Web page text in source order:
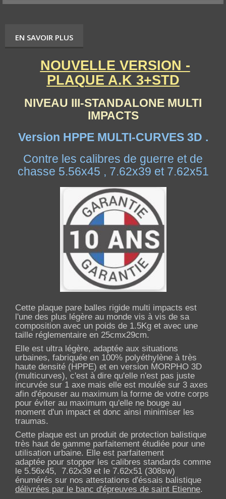
EN SAVOIR PLUS
NOUVELLE VERSION -
PLAQUE A.K 3+STD
NIVEAU III-STANDALONE MULTI
IMPACTS
Version HPPE MULTI-CURVES 3D .
Contre les calibres de guerre et de
chasse 5.56x45 , 7.62x39 et 7.62x51
Cette plaque pare balles rigide multi impacts est
l'une des plus légère au monde vis à vis de sa
composition avec un poids de 1.5Kg et avec une
taille réglementaire en 25cmx29cm.
Elle est ultra légère, adaptée aux situations
urbaines, fabriquée en 100% polyéthylène à très
haute densité (HPPE) et en version MORPHO 3D
(multicurves), c'est à dire qu'elle n'est pas juste
incurvée sur 1 axe mais elle est moulée sur 3 axes
afin d'épouser au maximum la forme de votre corps
pour éviter au maximum qu'elle ne bouge au
moment d'un impact et donc ainsi minimiser les
traumas.
Cette plaque est un produit de protection balistique
très haut de gamme parfaitement étudiée pour une
utilisation urbaine. Elle est parfaitement
adaptée pour stopper les calibres standards comme
le 5.56x45, 7.62x39 et le 7.62x51 (308sw)
énumérés sur nos attestations d'éssais balistique
délivrées par le banc d'épreuves de saint Etienne.